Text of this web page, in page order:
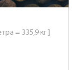
= 335,9 кг ]